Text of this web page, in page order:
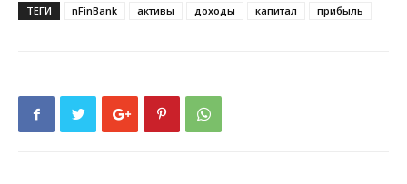
ТЕГИ nFinBank активы доходы капитал прибыль